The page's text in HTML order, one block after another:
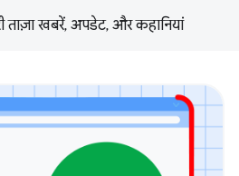
ताज़ा खबरें, अपडेट, और कहानियां